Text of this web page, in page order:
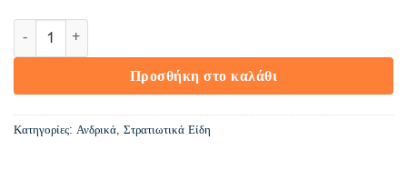
Σκούφος Πλεκτός Μαύρος ποσότητα
Προσθήκη στο καλάθι
Κατηγορίες: Ανδρικά, Στρατιωτικά Είδη